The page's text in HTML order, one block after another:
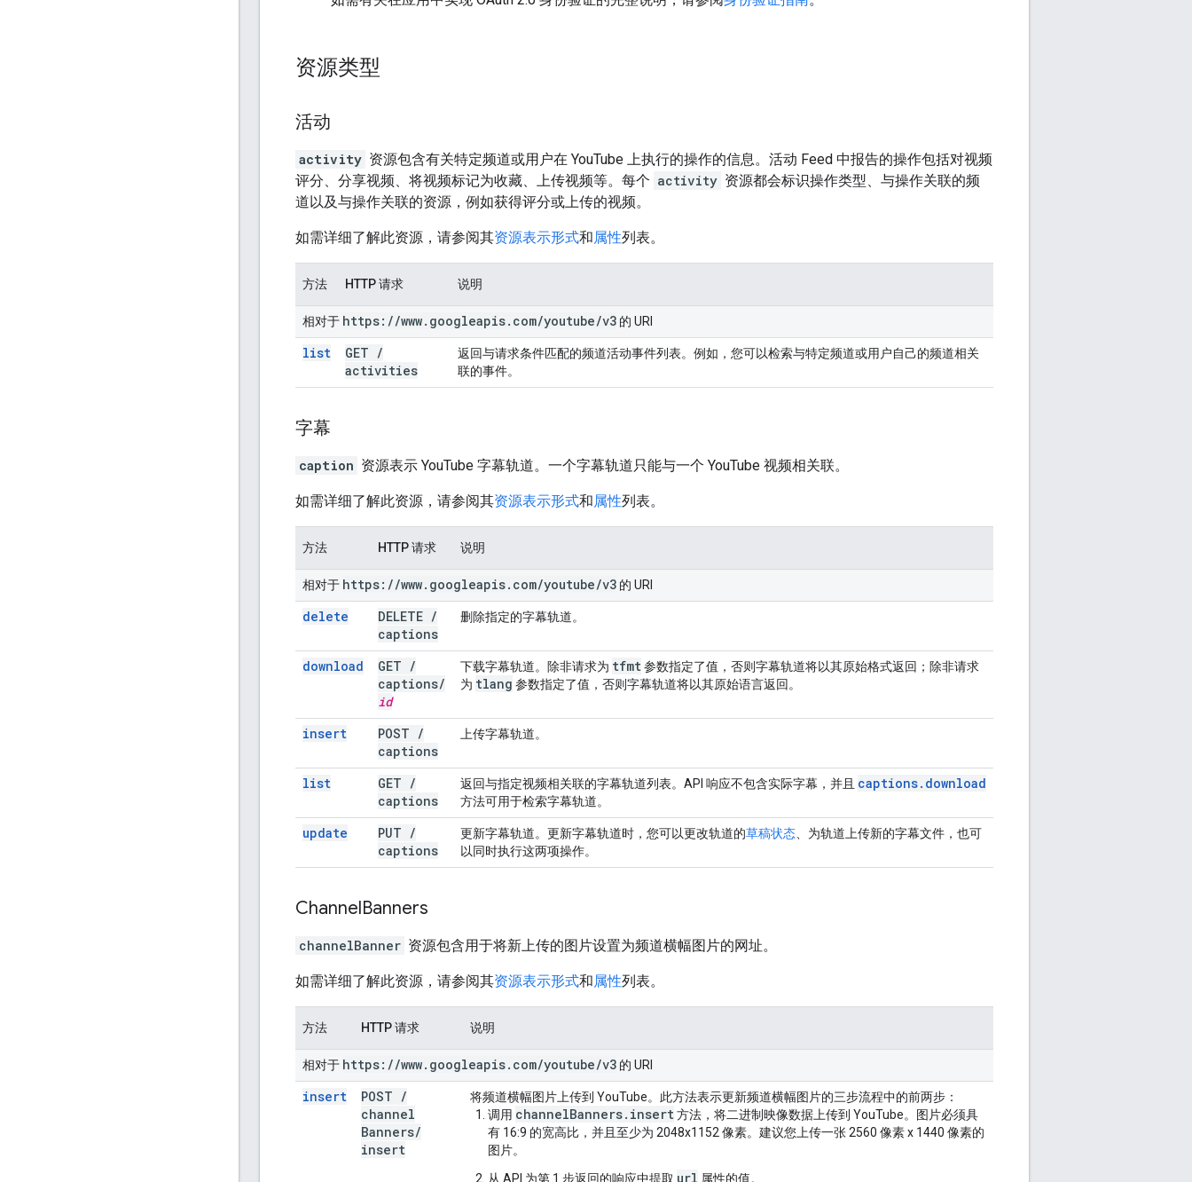
资源类型
活动
activity 资源包含有关特定频道或用户在 YouTube 上执行的操作的信息。活动 Feed 中报告的操作包括对视频
评分、分享视频、将视频标记为收藏、上传视频等。每个 activity 资源都会标识操作类型、与操作关联的频
道以及与操作关联的资源，例如获得评分或上传的视频。
如需详细了解此资源，请参阅其资源表示形式和属性列表。
方法 HTTP 请求 说明
相对于 https: //www. googleapis. com/youtube/v3 的 URI
list GET /
activities
返回与请求条件匹配的频道活动事件列表。例如，您可以检索与特定频道或用户自己的频道相关
联的事件。
字幕
caption 资源表示 YouTube 字幕轨道。一个字幕轨道只能与一个 YouTube 视频相关联。
如需详细了解此资源，请参阅其资源表示形式和属性列表。
方法 HTTP 请求 说明
相对于 https: //www. googleapis. com/youtube/v3 的 URI
delete DELETE /
captions
删除指定的字幕轨道。
download GET /
captions/
id
下载字幕轨道。除非请求为 tfmt参数指定了值，否则字幕轨道将以其原始格式返回；除非请求
为 tlang 参数指定了值，否则字幕轨道将以其原始语言返回。
insert POST /
captions
上传字幕轨道。
list GET /
captions
返回与指定视频相关联的字幕轨道列表。API 响应不包含实际字幕，并且 captions. download
方法可用于检索字幕轨道。
update PUT /
captions
更新字幕轨道。更新字幕轨道时，您可以更改轨道的草稿状态 、为轨道上传新的字幕文件，也可
以同时执行这两项操作。
ChannelBanners
channelBanner 资源包含用于将新上传的图片设置为频道横幅图片的网址。
如需详细了解此资源，请参阅其资源表示形式和属性列表。
方法 HTTP 请求 说明
相对于 https: //www. googleapis. com/youtube/v3 的 URI
insert POST /
channel
Banners/
insert
将频道横幅图片上传到 YouTube。此方法表示更新频道横幅图片的三步流程中的前两步：
调用 channelBanners.insert方法，将二进制映像数据上传到 YouTube。图片必须具
有 16:9 的宽高比，并且至少为 2048x1152 像素。建议您上传一张 2560 像素 x 1440 像素的
图片。
从 API 为第 1 步返回的响应中提取 url 属性的值。